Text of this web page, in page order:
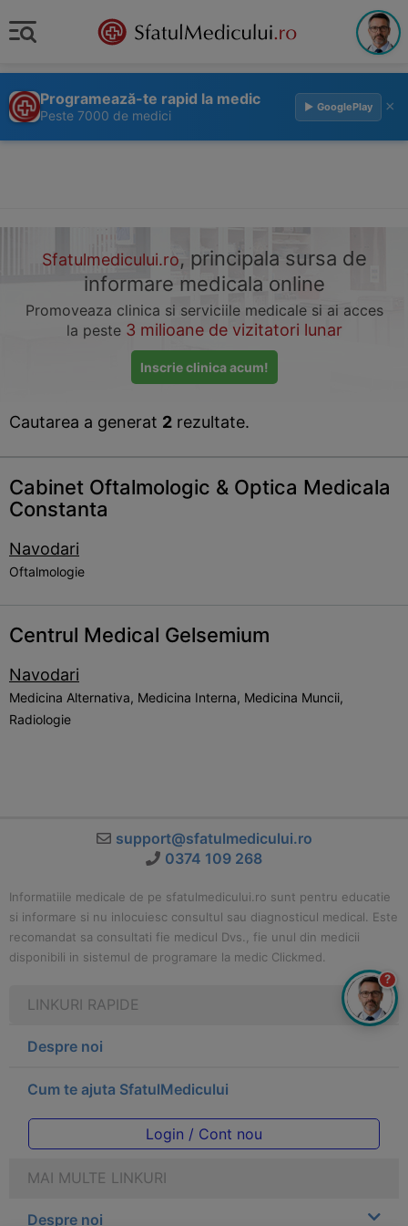
Programează-te rapid la medic
Peste 7000 de medici
▶ GooglePlay ×
Sfatulmedicului.ro, principala sursa de
informare medicala online
Promoveaza clinica si serviciile medicale si ai acces
la peste 3 milioane de vizitatori lunar
Inscrie clinica acum!
Cautarea a generat 2 rezultate.
Cabinet Oftalmologic & Optica Medicala
Constanta
Navodari
Oftalmologie
Centrul Medical Gelsemium
Navodari
Medicina Alternativa, Medicina Interna, Medicina Muncii,
Radiologie
support@sfatulmedicului.ro
0374 109 268
Informatiile medicale de pe sfatulmedicului.ro sunt pentru educatie
si informare si nu inlocuiesc consultul sau diagnosticul medical. Este
recomandat sa consultati fie medicul Dvs., fie unul din medicii
disponibili in sistemul de programare la medic Clickmed.
LINKURI RAPIDE
Despre noi
Cum te ajuta SfatulMedicului
Login / Cont nou
MAI MULTE LINKURI
Despre noi
?